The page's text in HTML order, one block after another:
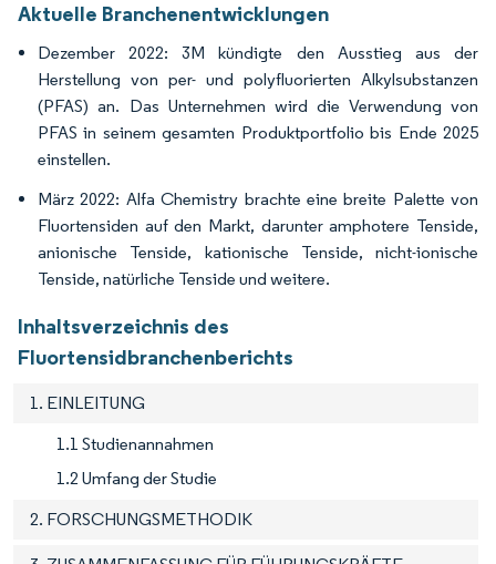
Aktuelle Branchenentwicklungen
Dezember 2022: 3M kündigte den Ausstieg aus der
Herstellung von per- und polyfluorierten Alkylsubstanzen
(PFAS) an. Das Unternehmen wird die Verwendung von
PFAS in seinem gesamten Produktportfolio bis Ende 2025
einstellen.
März 2022: Alfa Chemistry brachte eine breite Palette von
Fluortensiden auf den Markt, darunter amphotere Tenside,
anionische Tenside, kationische Tenside, nicht-ionische
Tenside, natürliche Tenside und weitere.
Inhaltsverzeichnis des
Fluortensidbranchenberichts
1. EINLEITUNG
1.1 Studienannahmen
1.2 Umfang der Studie
2. FORSCHUNGSMETHODIK